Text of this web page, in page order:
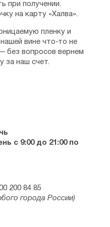
с 9:00 до 21:00 по
200 84 85
города России)
при получении.
на карту «Халва».
пленку и
вине что-то не
без вопросов вернем
за наш счет.